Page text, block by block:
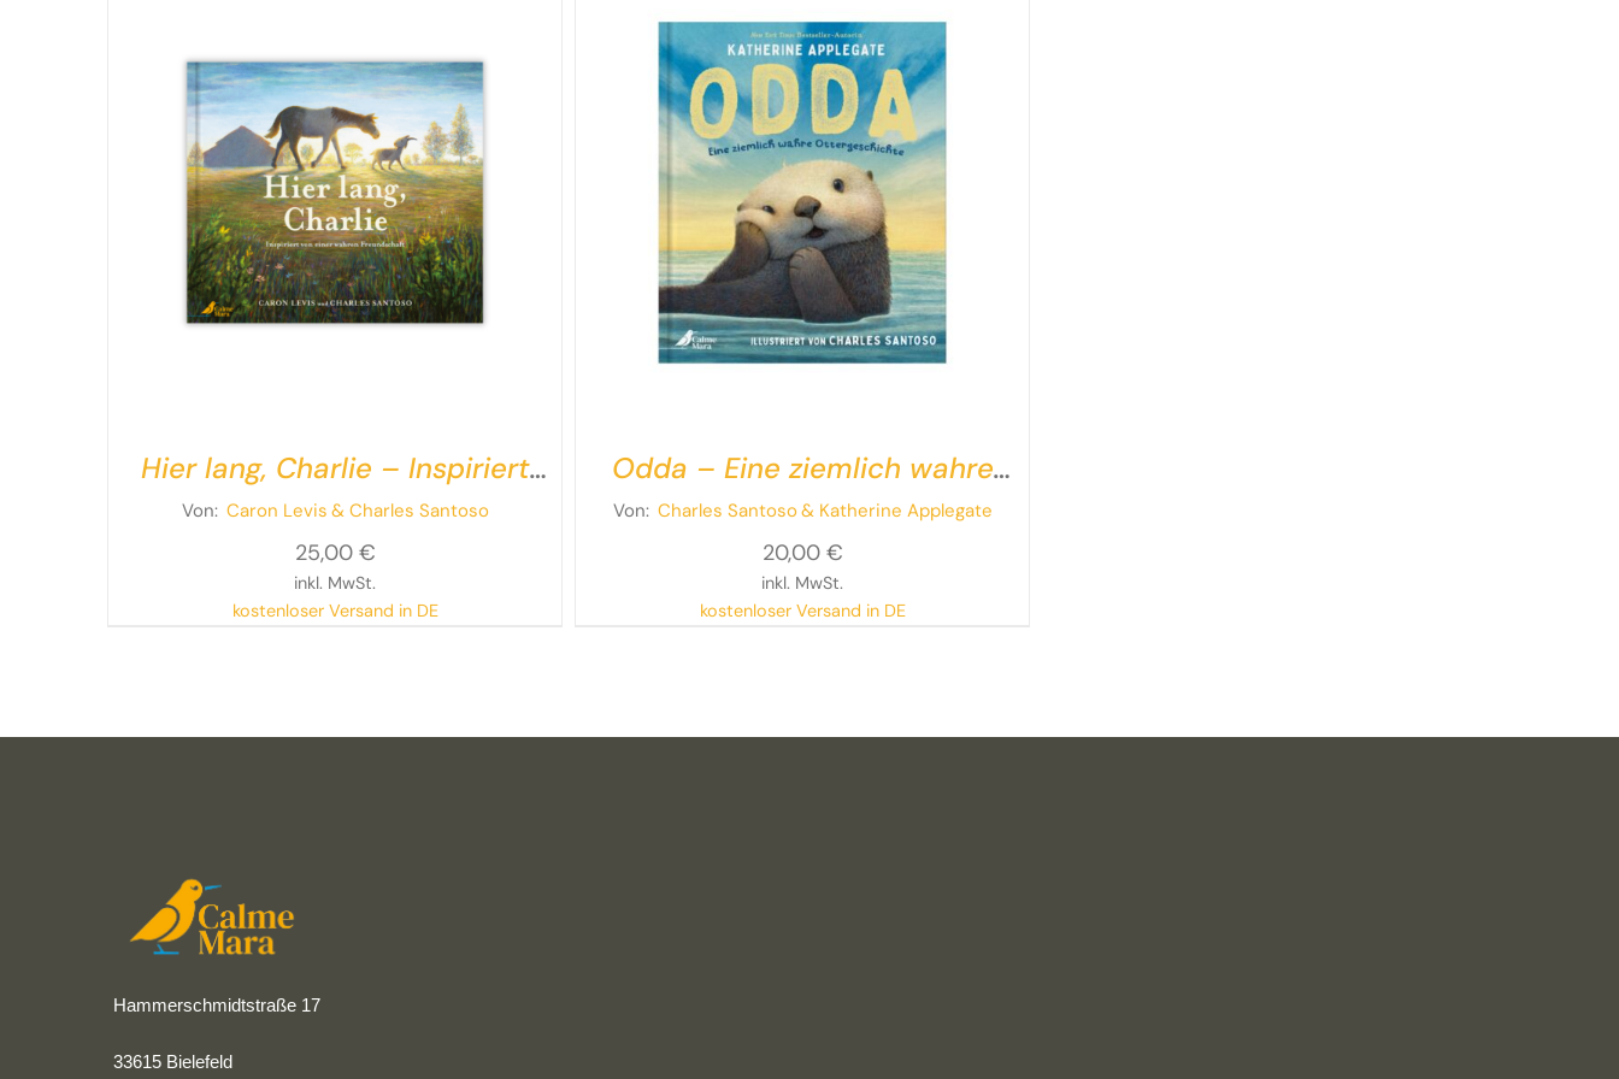
Hier lang, Charlie – Inspiriert
von einer wahren Freundschaft
Von: Caron Levis & Charles Santoso
25,00 €
inkl. MwSt.
kostenloser Versand in DE
Odda – Eine ziemlich wahre
Ottergeschichte
Von: Charles Santoso& Katherine Applegate
20,00 €
inkl. MwSt.
kostenloser Versand in DE
Hammerschmidtstraße 17
33615 Bielefeld